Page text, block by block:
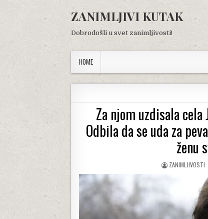
content
ZANIMLJIVI KUTAK
Dobrodošli u svet zanimljivosti!
HOME
Za njom uzdisala cela
Odbila da se uda za
ženu
AUTHOR:
ZANIMLJIVOSTI